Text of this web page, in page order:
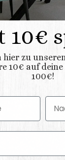
10€
hier zu
10€ auf
100€!